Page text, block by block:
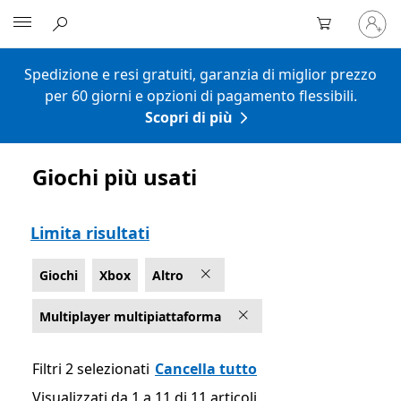
Accedi
con
il
account
Spedizione e resi gratuiti, garanzia di miglior prezzo
per 60 giorni e opzioni di pagamento flessibili.
Scopri di più
Elenco Microsoft.com
Giochi più usati
Limita risultati
Giochi Xbox Altro
Multiplayer multipiattaforma
Filtri 2 selezionati Cancella tutto
Visualizzati da 1 a 11 di 11 articoli